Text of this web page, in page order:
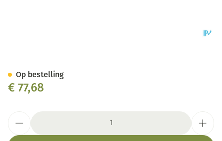
€ 77,68
Op bestelling